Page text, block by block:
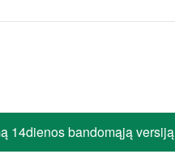
14dienos bandomąją versiją